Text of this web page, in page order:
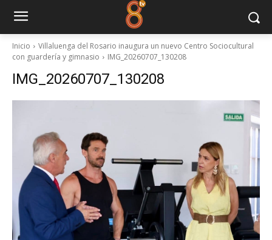
Inicio
Villaluenga del Rosario inaugura un nuevo Centro Sociocultural
con guardería y gimnasio
IMG_20260707_130208
IMG_20260707_130208